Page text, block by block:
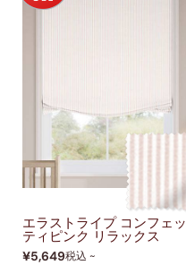
エラストライプ コンフェッ
ティピンク リラックス
¥5,649税込 ~